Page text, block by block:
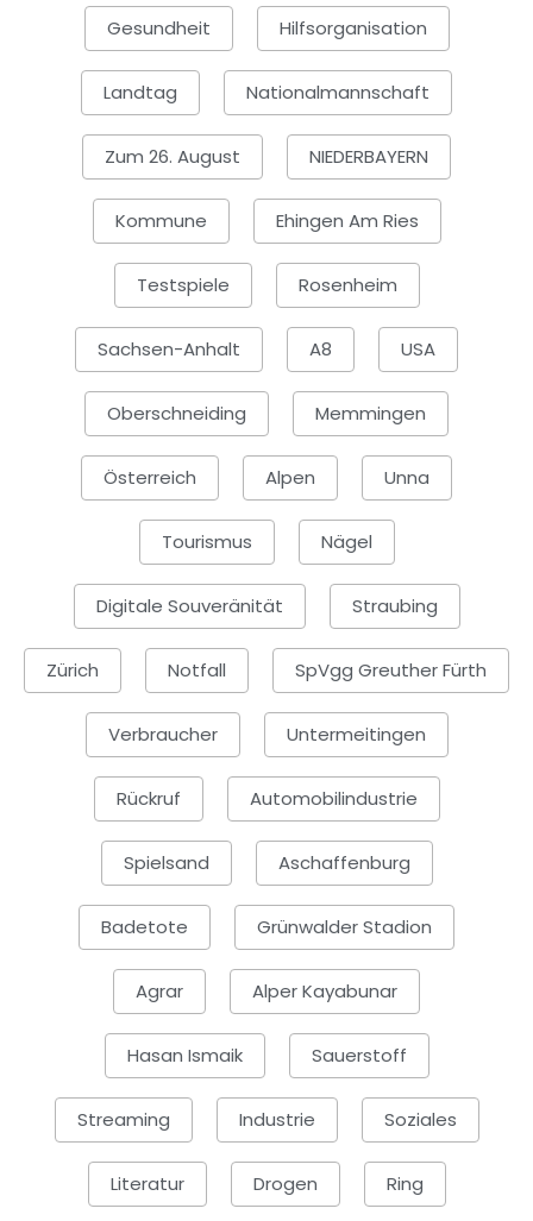
Gesundheit Hilfsorganisation
Landtag Nationalmannschaft
Zum 26. August NIEDERBAYERN
Kommune Ehingen Am Ries
Testspiele Rosenheim
Sachsen-Anhalt A8 USA
Oberschneiding Memmingen
Österreich Alpen Unna
Tourismus Nägel
Digitale Souveränität Straubing
Zürich Notfall SpVgg Greuther Fürth
Verbraucher Untermeitingen
Rückruf Automobilindustrie
Spielsand Aschaffenburg
Badetote Grünwalder Stadion
Agrar Alper Kayabunar
Hasan Ismaik Sauerstoff
Streaming Industrie Soziales
Literatur Drogen Ring